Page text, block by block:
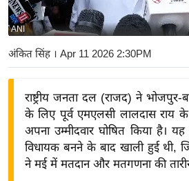
य
बि
ज़
ने
द्यो
ANI
अंकित सिंह। Apr 11 2026 2:30PM
राष्ट्रीय जनता दल (राजद) ने
के लिए पूर्व एमएलसी लालदास राय के
अपना उम्मीदवार घोषित किया है।
विधायक बनने के बाद खाली हुई थी,
ने मई में मतदान और मतगणना की तारीखें